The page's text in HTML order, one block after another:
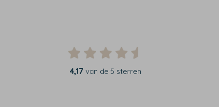
4,17 van de 5 sterren